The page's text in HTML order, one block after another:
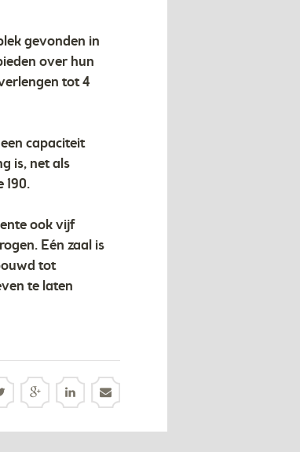
gevonden in
over hun
tot 4
capaciteit
is, net als
ook vijf
Eén zaal is
tot
te laten